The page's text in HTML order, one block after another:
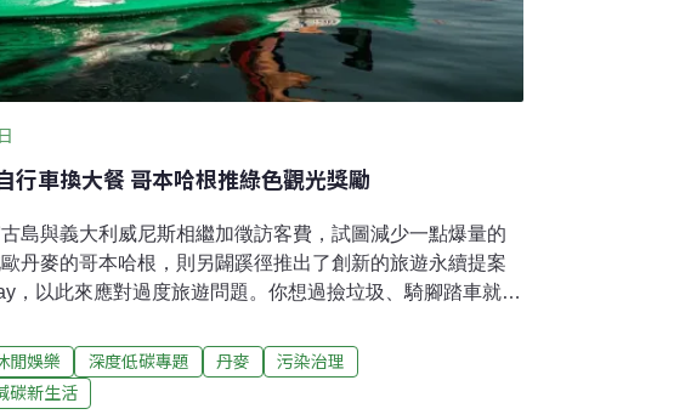
行車換大餐 哥本哈根推綠色觀光獎勵
島與義大利威尼斯相繼加徵訪客費，試圖減少一點爆量的
丹麥的哥本哈根，則另闢蹊徑推出了創新的旅遊永續提案
以此來應對過度旅遊問題。你想過撿垃圾、騎腳踏車就能
，一共推出24個氣候友善的觀光獎勵方案，希望鼓勵遊客的
以平衡旅遊帶來的環境負擔。遊客可以透過撿垃圾、騎自
交通等環保行動來換取獎勵，包含美食、飲料、城市探索
閒娛樂 深度低碳專題 丹麥
污染治理
碳新生活